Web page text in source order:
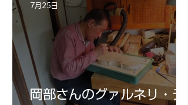
岡部さんのグァルネリ・デ
7月25日